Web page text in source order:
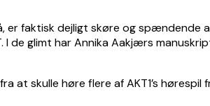
er faktisk dejligt skøre og spændende
de glimt har Annika Aakjærs
skulle høre flere af AKT1’s hørespil